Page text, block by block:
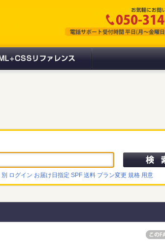
別 ログイン お届け日指定 SPF 送料 プラン変更 規格 用意